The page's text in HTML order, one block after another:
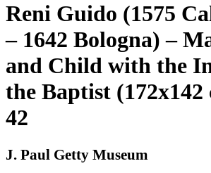
Reni Guido (1575
– 1642 Bologna) –
and Child with the
the Baptist (172x142
42
J. Paul Getty Museum